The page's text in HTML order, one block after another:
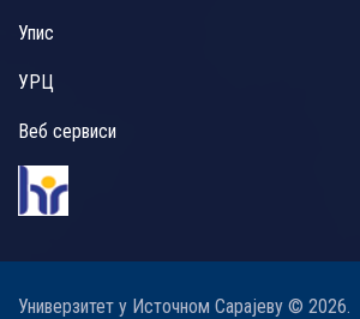
Упис
УРЦ
Веб сервиси
Универзитет у Источном Сарајеву © 2026.